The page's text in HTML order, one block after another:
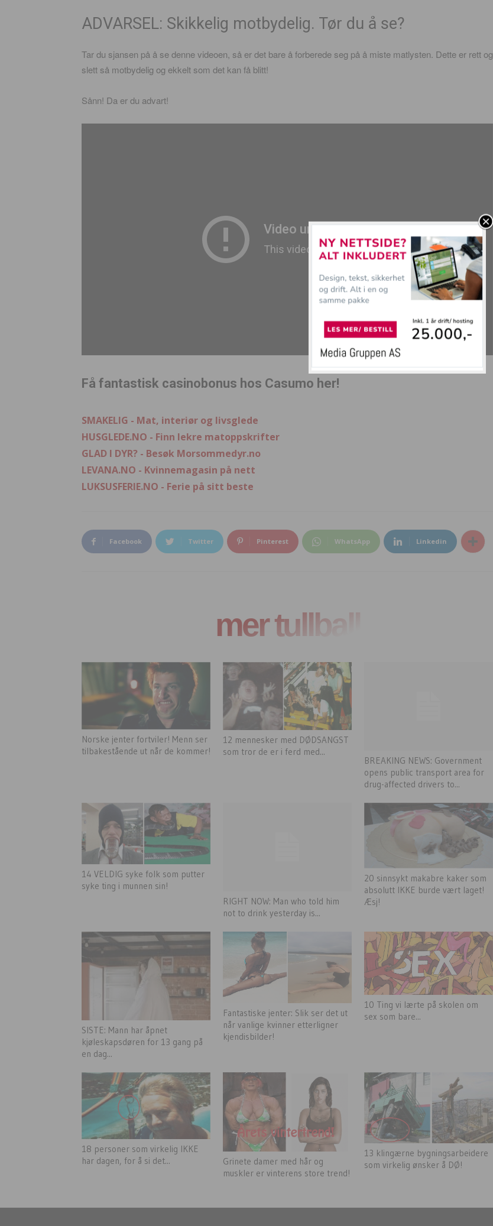
ADVARSEL: Skikkelig motbydelig. Tør du å se?
Tar du sjansen på å se denne videoen, så er det bare å forberede seg på å miste matlysten. Dette er rett og
slett så motbydelig og ekkelt som det kan få blitt!
Sånn! Da er du advart!
Få fantastisk casinobonus hos Casumo her!
SMAKELIG - Mat, interiør og livsglede
HUSGLEDE.NO - Finn lekre matoppskrifter
GLAD I DYR? - Besøk Morsommedyr.no
LEVANA.NO - Kvinnemagasin på nett
LUKSUSFERIE.NO - Ferie på sitt beste
Facebook Twitter Pinterest WhatsApp Linkedin
mer tullball
Norske jenter fortviler! Menn ser
tilbakestående ut når de kommer!
12 mennesker med DØDSANGST
som tror de er i ferd med...
BREAKING NEWS: Government
opens public transport area for
drug-affected drivers to...
14 VELDIG syke folk som putter
syke ting i munnen sin!
RIGHT NOW: Man who told him
not to drink yesterday is...
20 sinnsykt makabre kaker som
absolutt IKKE burde vært laget!
Æsj!
SISTE: Mann har åpnet
kjøleskapsdøren for 13 gang på
en dag...
Fantastiske jenter: Slik ser det ut
når vanlige kvinner etterligner
kjendisbilder!
10 Ting vi lærte på skolen om
sex som bare...
18 personer som virkelig IKKE
har dagen, for å si det...
Grinete damer med hår og
muskler er vinterens store trend!
13 klingærne bygningsarbeidere
som virkelig ønsker å DØ!